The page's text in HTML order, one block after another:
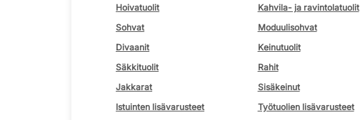
Hoivatuolit
Kahvila- ja ravintolatuolit
Sohvat
Moduulisohvat
Divaanit
Keinutuolit
Säkkituolit
Rahit
Jakkarat
Sisäkeinut
Istuinten lisävarusteet
Työtuolien lisävarusteet